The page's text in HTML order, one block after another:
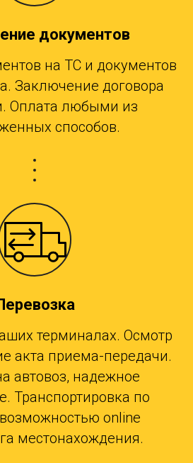
документов
на ТС и документов
Заключение договора
Оплата любыми из
способов.
терминалах. Осмотр
акта приема-передачи.
автовоз, надежное
Транспортировка по
online
местонахождения.